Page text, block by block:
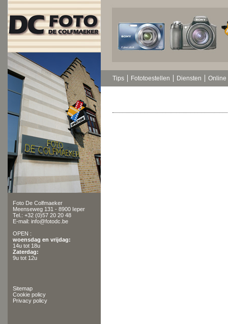
Foto De Colfmaeker
Meenseweg 131 - 8900 Ieper
Tel.: +32 (0)57 20 20 48
E-mail: info@fotodc.be
OPEN :
woensdag en vrijdag:
14u tot 18u
Zaterdag:
9u tot 12u
Sitemap
Cookie policy
Privacy policy
Tips Fototoestellen Diensten Online